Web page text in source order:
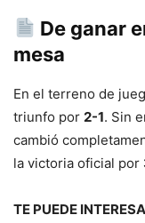
De ganar
mesa
En el terreno de
triunfo por 2-1. Sin
cambió
la victoria oficial por
TE PUEDE